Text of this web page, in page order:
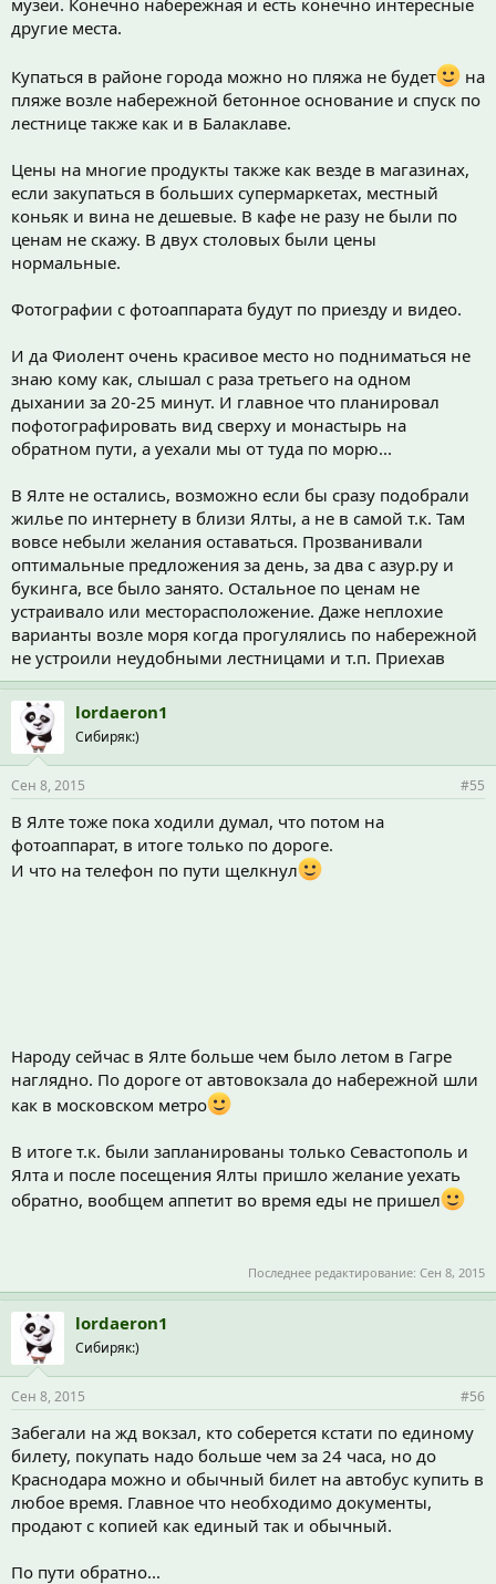
другие места.
Купаться в районе города можно но пляжа не будет
на
пляже возле набережной бетонное основание и спуск по
лестнице также как и в Балаклаве.
Цены на многие продукты также как везде в магазинах,
если закупаться в больших супермаркетах, местный
коньяк и вина не дешевые. В кафе не разу не были по
ценам не скажу. В двух столовых были цены
нормальные.
Фотографии с фотоаппарата будут по приезду и видео.
И да Фиолент очень красивое место но подниматься не
знаю кому как, слышал с раза третьего на одном
дыхании за 20-25 минут. И главное что планировал
пофотографировать вид сверху и монастырь на
обратном пути, а уехали мы от туда по морю...
В Ялте не остались, возможно если бы сразу подобрали
жилье по интернету в близи Ялты, а не в самой т.к. Там
вовсе небыли желания оставаться. Прозванивали
оптимальные предложения за день, за два с азур.ру и
букинга, все было занято. Остальное по ценам не
устраивало или месторасположение. Даже неплохие
варианты возле моря когда прогулялись по набережной
не устроили неудобными лестницами и т.п. Приехав
lordaeron1
Сибиряк:)
Сен 8, 2015 #55
В Ялте тоже пока ходили думал, что потом на
фотоаппарат, в итоге только по дороге.
И что на телефон по пути щелкнул
Народу сейчас в Ялте больше чем было летом в Гагре
наглядно. По дороге от автовокзала до набережной шли
как в московском метро
В итоге т.к. были запланированы только Севастополь и
Ялта и после посещения Ялты пришло желание уехать
обратно, вообщем аппетит во время еды не пришел
Последнее редактирование: Сен 8, 2015
lordaeron1
Сибиряк:)
Сен 8, 2015 #56
Забегали на жд вокзал, кто соберется кстати по единому
билету, покупать надо больше чем за 24 часа, но до
Краснодара можно и обычный билет на автобус купить в
любое время. Главное что необходимо документы,
продают с копией как единый так и обычный.
По пути обратно...